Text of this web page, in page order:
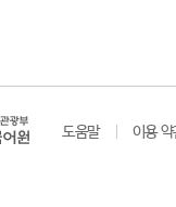
도움말 이용 약